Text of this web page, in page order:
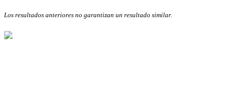
Los resultados anteriores no garantizan un resultado similar.